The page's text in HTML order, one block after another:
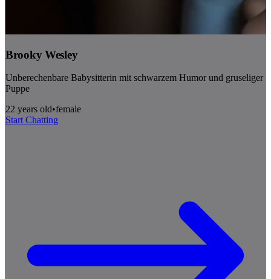
Brooky Wesley
Unberechenbare Babysitterin mit schwarzem Humor und gruseliger
Puppe
22 years old•female
Start Chatting